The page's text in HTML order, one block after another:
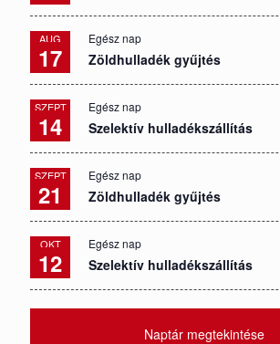
AUG
17
Egész nap
Zöldhulladék gyűjtés
SZEPT
14
Egész nap
Szelektív hulladékszállítás
SZEPT
21
Egész nap
Zöldhulladék gyűjtés
OKT
12
Egész nap
Szelektív hulladékszállítás
Naptár megtekintése